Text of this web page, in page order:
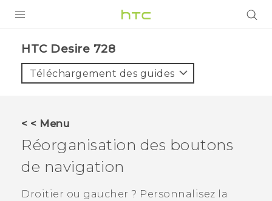
VIVE
VIVERSE
ASSISTANCE
HTC Desire 728‎
Téléchargement des guides
< < Menu
Réorganisation des boutons
de navigation
Droitier ou gaucher ? Personnalisez la